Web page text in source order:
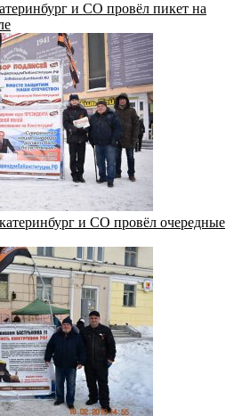
и СО провёл пикет на
и СО провёл очередные